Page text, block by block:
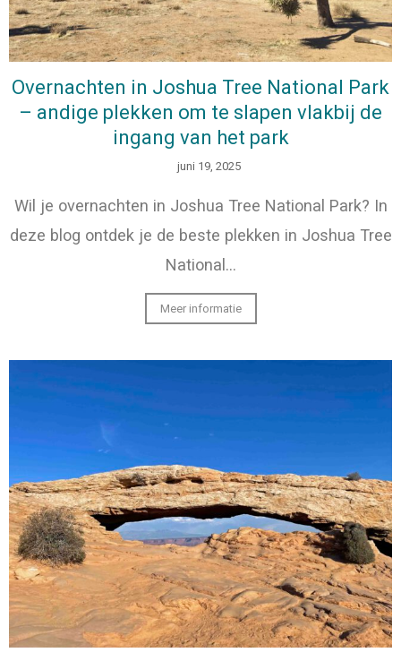
Overnachten in Joshua Tree National Park
– andige plekken om te slapen vlakbij de
ingang van het park
juni 19, 2025
Wil je overnachten in Joshua Tree National Park? In
deze blog ontdek je de beste plekken in Joshua Tree
National…
Meer informatie